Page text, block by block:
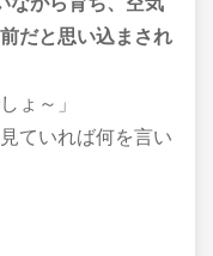
だと思い込まされ
ょ～」
ていれば何を言い